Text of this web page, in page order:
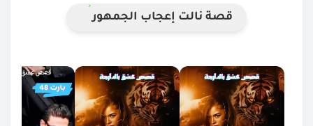
قصة نالت إعجاب الجمهور